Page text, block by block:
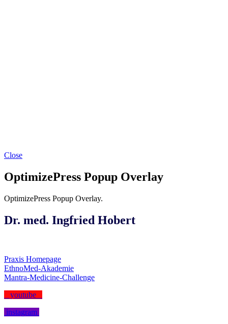
Close
OptimizePress Popup Overlay
OptimizePress Popup Overlay.
Dr. med. Ingfried Hobert
Praxis Homepage
EthnoMed-Akademie
Mantra-Medicine-Challenge
youtube
instagram